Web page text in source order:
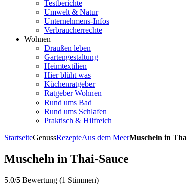
Testberichte
Umwelt & Natur
Unternehmens-Infos
Verbraucherrechte
Wohnen
Draußen leben
Gartengestaltung
Heimtextilien
Hier blüht was
Küchenratgeber
Ratgeber Wohnen
Rund ums Bad
Rund ums Schlafen
Praktisch & Hilfreich
StartseiteGenussRezepteAus dem MeerMuscheln in
Muscheln in Thai-Sauce
5.0/5 Bewertung (1 Stimmen)